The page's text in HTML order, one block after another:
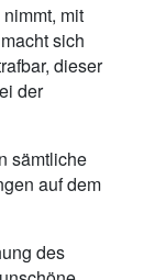
mit
sich
dieser
der
sämtliche
auf dem
des